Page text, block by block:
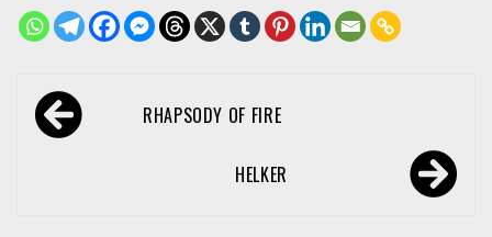
Navegación
de RHAPSODY OF FIRE
HELKER